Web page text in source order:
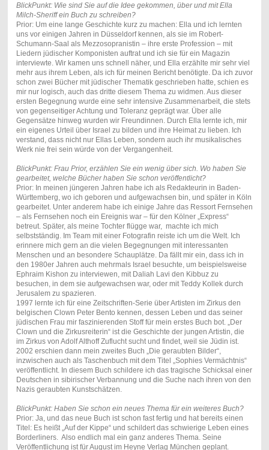
BlickPunkt: Wie sind Sie auf die Idee gekommen, über und mit Ella
Milch-Sheriff ein Buch zu schreiben?
Prior: Um eine lange Geschichte kurz zu machen: Ella und ich lernten
uns vor einigen Jahren in Düsseldorf kennen, als sie im Robert-
Schumann-Saal als Mezzosopranistin – ihre erste Profession – mit
Liedern jüdischer Komponisten auftrat und ich sie für ein Magazin
interviewte. Wir kamen uns schnell näher, und Ella erzählte mir sehr viel
mehr aus ihrem Leben, als ich für meinen Bericht benötigte. Da ich zuvor
schon zwei Bücher mit jüdischer Thematik geschrieben hatte, schien es
mir nur logisch, auch das dritte diesem Thema zu widmen. Aus dieser
ersten Begegnung wurde eine sehr intensive Zusammenarbeit, die stets
von gegenseitiger Achtung und Toleranz geprägt war. Über alle
Gegensätze hinweg wurden wir Freundinnen. Durch Ella lernte ich, mir
ein eigenes Urteil über Israel zu bilden und ihre Heimat zu lieben. Ich
verstand, dass nicht nur Ellas Leben, sondern auch ihr musikalisches
Werk nie frei sein würde von der Vergangenheit.
BlickPunkt: Frau Prior, erzählen Sie ein wenig über sich. Wo haben Sie
gearbeitet, welche Bücher haben Sie schon veröffentlicht?
Prior: In meinen jüngeren Jahren habe ich als Redakteurin in Baden-
Württemberg, wo ich geboren und aufgewachsen bin, und später in Köln
gearbeitet. Unter anderem habe ich einige Jahre das Ressort Fernsehen
– als Fernsehen noch ein Ereignis war – für den Kölner „Express“
betreut. Später, als meine Tochter flügge war, machte ich mich
selbstständig. Im Team mit einer Fotografin reiste ich um die Welt. Ich
erinnere mich gern an die vielen Begegnungen mit interessanten
Menschen und an besondere Schauplätze. Da fällt mir ein, dass ich in
den 1980er Jahren auch mehrmals Israel besuchte, um beispielsweise
Ephraim Kishon zu interviewen, mit Daliah Lavi den Kibbuz zu
besuchen, in dem sie aufgewachsen war, oder mit Teddy Kollek durch
Jerusalem zu spazieren.
1997 lernte ich für eine Zeitschriften-Serie über Artisten im Zirkus den
belgischen Clown Peter Bento kennen, dessen Leben und das seiner
jüdischen Frau mir faszinierenden Stoff für mein erstes Buch bot. „Der
Clown und die Zirkusreiterin“ ist die Geschichte der jungen Artistin, die
im Zirkus von Adolf Althoff Zuflucht sucht und findet, weil sie Jüdin ist.
2002 erschien dann mein zweites Buch „Die geraubten Bilder“,
inzwischen auch als Taschenbuch mit dem Titel „Sophies Vermächtnis“
veröffentlicht. In diesem Buch schildere ich das tragische Schicksal einer
Deutschen in sibirischer Verbannung und die Suche nach ihren von den
Nazis geraubten Kunstschätzen.
BlickPunkt: Haben Sie schon ein neues Thema für ein weiteres Buch?
Prior: Ja, und das neue Buch ist schon fast fertig und hat bereits einen
Titel: Es heißt „Auf der Kippe“ und schildert das schwierige Leben eines
Borderliners. Also endlich mal ein ganz anderes Thema. Seine
Veröffentlichung ist für August im Heyne Verlag München geplant.